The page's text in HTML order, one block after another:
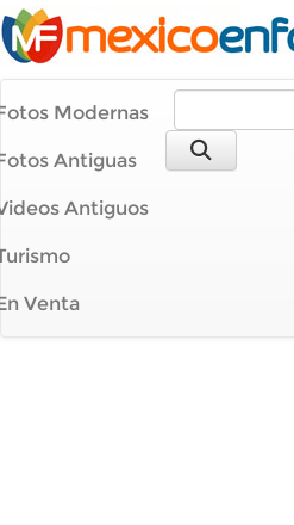
Modernas
Antiguas
Antiguos
Venta